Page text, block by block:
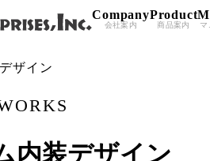
Company
会社案内
Product
商品案内 マ
ザイン
内装デザイン